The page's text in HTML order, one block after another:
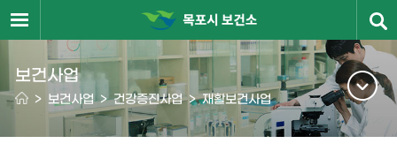
보건사업
> 보건사업 > 건강증진사업 > 재활보건사업